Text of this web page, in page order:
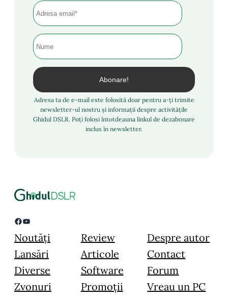
Adresa ta de e-mail este folosită doar pentru a-ți trimite
newsletter-ul nostru și informații despre activitățile
Ghidul DSLR. Poți folosi întotdeauna linkul de dezabonare
inclus în newsletter.
Facebook YouTube
Noutăți
Lansări
Diverse
Zvonuri
Review
Articole
Software
Promoții
Despre autor
Contact
Forum
Vreau un PC